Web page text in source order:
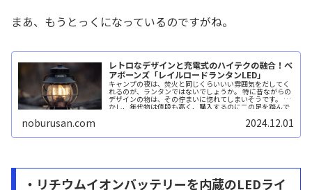
まあ、もうとっくになっているのですがね。
レトロなデザインと充電式のハイテクの融合！ベ
アボーンズ「レイルロードランタンLED」
キャンプの夜は、焚火と同じくらいいい雰囲気をだしてく
れるのが、ランタンではないでしょうか。 特に昔ながらの
デザインの物は、その佇まいに惚れてしまいそうです。 し
かし、年代物は値段も高く、購入するのに二の足を踏んで
noburusan.com 2024.12.01
・リチウムイオンバッテリーを内蔵のLEDライ